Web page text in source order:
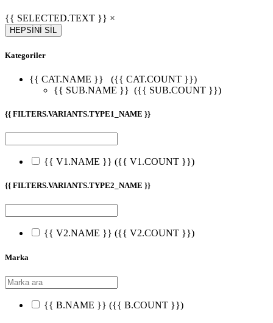
{{ SELECTED.TEXT }} ×
HEPSİNİ SİL
Kategoriler
{{ CAT.NAME }}
({{ CAT.COUNT }})
{{ SUB.NAME }} ({{ SUB.COUNT }})
{{ FILTERS.VARIANTS.TYPE1_NAME }}
{{ V1.NAME }} ({{ V1.COUNT }})
{{ FILTERS.VARIANTS.TYPE2_NAME }}
{{ V2.NAME }} ({{ V2.COUNT }})
Marka
{{ B.NAME }} ({{ B.COUNT }})